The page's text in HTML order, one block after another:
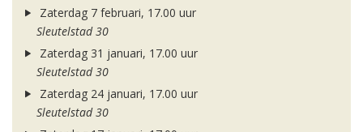
Zaterdag 7 februari, 17.00 uur
Sleutelstad 30
Zaterdag 31 januari, 17.00 uur
Sleutelstad 30
Zaterdag 24 januari, 17.00 uur
Sleutelstad 30